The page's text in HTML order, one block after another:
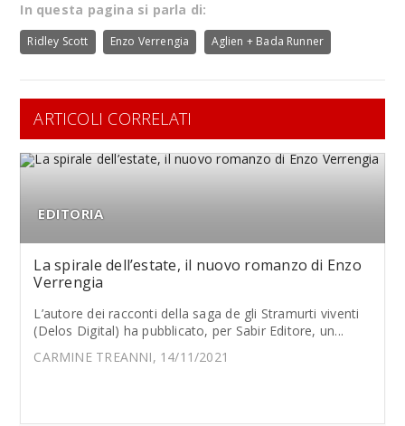
In questa pagina si parla di:
Ridley Scott Enzo Verrengia Aglien + Bada Runner
ARTICOLI CORRELATI
EDITORIA
La spirale dell’estate, il nuovo romanzo di Enzo
Verrengia
L’autore dei racconti della saga de gli Stramurti viventi
(Delos Digital) ha pubblicato, per Sabir Editore, un...
CARMINE TREANNI, 14/11/2021